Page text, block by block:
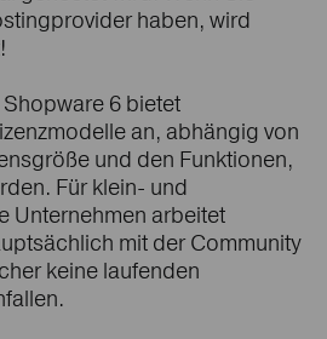
haben, wird
Shopware 6 bietet
an, abhängig von
und den Funktionen,
Für klein- und
Unternehmen arbeitet
mit der Community
keine laufenden